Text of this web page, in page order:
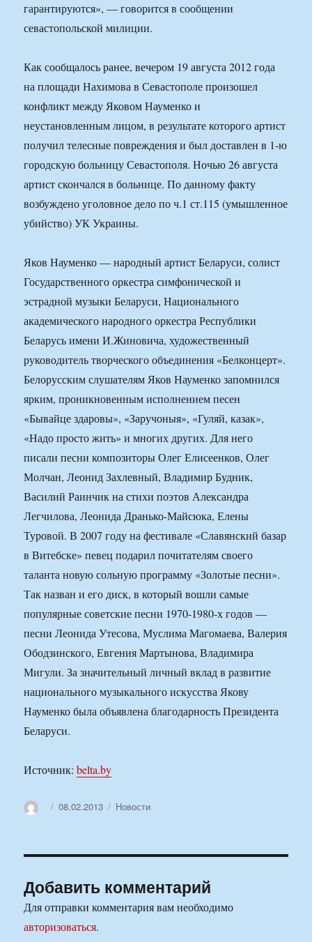
гарантируются», — говорится в сообщении
севастопольской милиции.
Как сообщалось ранее, вечером 19 августа 2012 года
на площади Нахимова в Севастополе произошел
конфликт между Яковом Науменко и
неустановленным лицом, в результате которого артист
получил телесные повреждения и был доставлен в 1-ю
городскую больницу Севастополя. Ночью 26 августа
артист скончался в больнице. По данному факту
возбуждено уголовное дело по ч.1 ст.115 (умышленное
убийство) УК Украины.
Яков Науменко — народный артист Беларуси, солист
Государственного оркестра симфонической и
эстрадной музыки Беларуси, Национального
академического народного оркестра Республики
Беларусь имени И.Жиновича, художественный
руководитель творческого объединения «Белконцерт».
Белорусским слушателям Яков Науменко запомнился
ярким, проникновенным исполнением песен
«Бывайце здаровы», «Заручоныя», «Гуляй, казак»,
«Надо просто жить» и многих других. Для него
писали песни композиторы Олег Елисеенков, Олег
Молчан, Леонид Захлевный, Владимир Будник,
Василий Раинчик на стихи поэтов Александра
Легчилова, Леонида Дранько-Майсюка, Елены
Туровой. В 2007 году на фестивале «Славянский базар
в Витебске» певец подарил почитателям своего
таланта новую сольную программу «Золотые песни».
Так назван и его диск, в который вошли самые
популярные советские песни 1970-1980-х годов —
песни Леонида Утесова, Муслима Магомаева, Валерия
Ободзинского, Евгения Мартынова, Владимира
Мигули. За значительный личный вклад в развитие
национального музыкального искусства Якову
Науменко была объявлена благодарность Президента
Беларуси.
Источник:belta.by
АвторОпубликовано
08.02.2013 Рубрики
Новости
Добавить комментарий
Для отправки комментария вам необходимо
авторизоваться.